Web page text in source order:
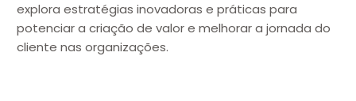
explora estratégias inovadoras e práticas para
potenciar a criação de valor e melhorar a jornada do
cliente nas organizações.